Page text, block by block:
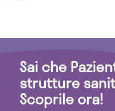
Sai che
strutture
Scoprile ora!